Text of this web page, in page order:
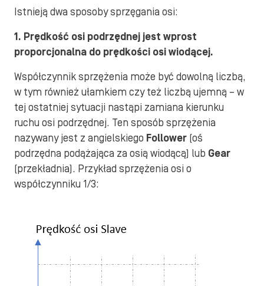
Istnieją dwa sposoby sprzęgania osi:
1. Prędkość osi podrzędnej jest wprost
proporcjonalna do prędkości osi wiodącej.
Współczynnik sprzężenia może być dowolną liczbą,
w tym również ułamkiem czy też liczbą ujemną – w
tej ostatniej sytuacji nastąpi zamiana kierunku
ruchu osi podrzędnej. Ten sposób sprzężenia
nazywany jest z angielskiego Follower (oś
podrzędna podążająca za osią wiodącą) lub Gear
(przekładnia). Przykład sprzężenia osi o
współczynniku 1/3: